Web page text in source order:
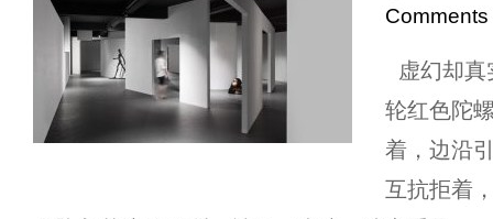
Comments
虚幻却真
轮红色陀
着，边沿
互抗拒着